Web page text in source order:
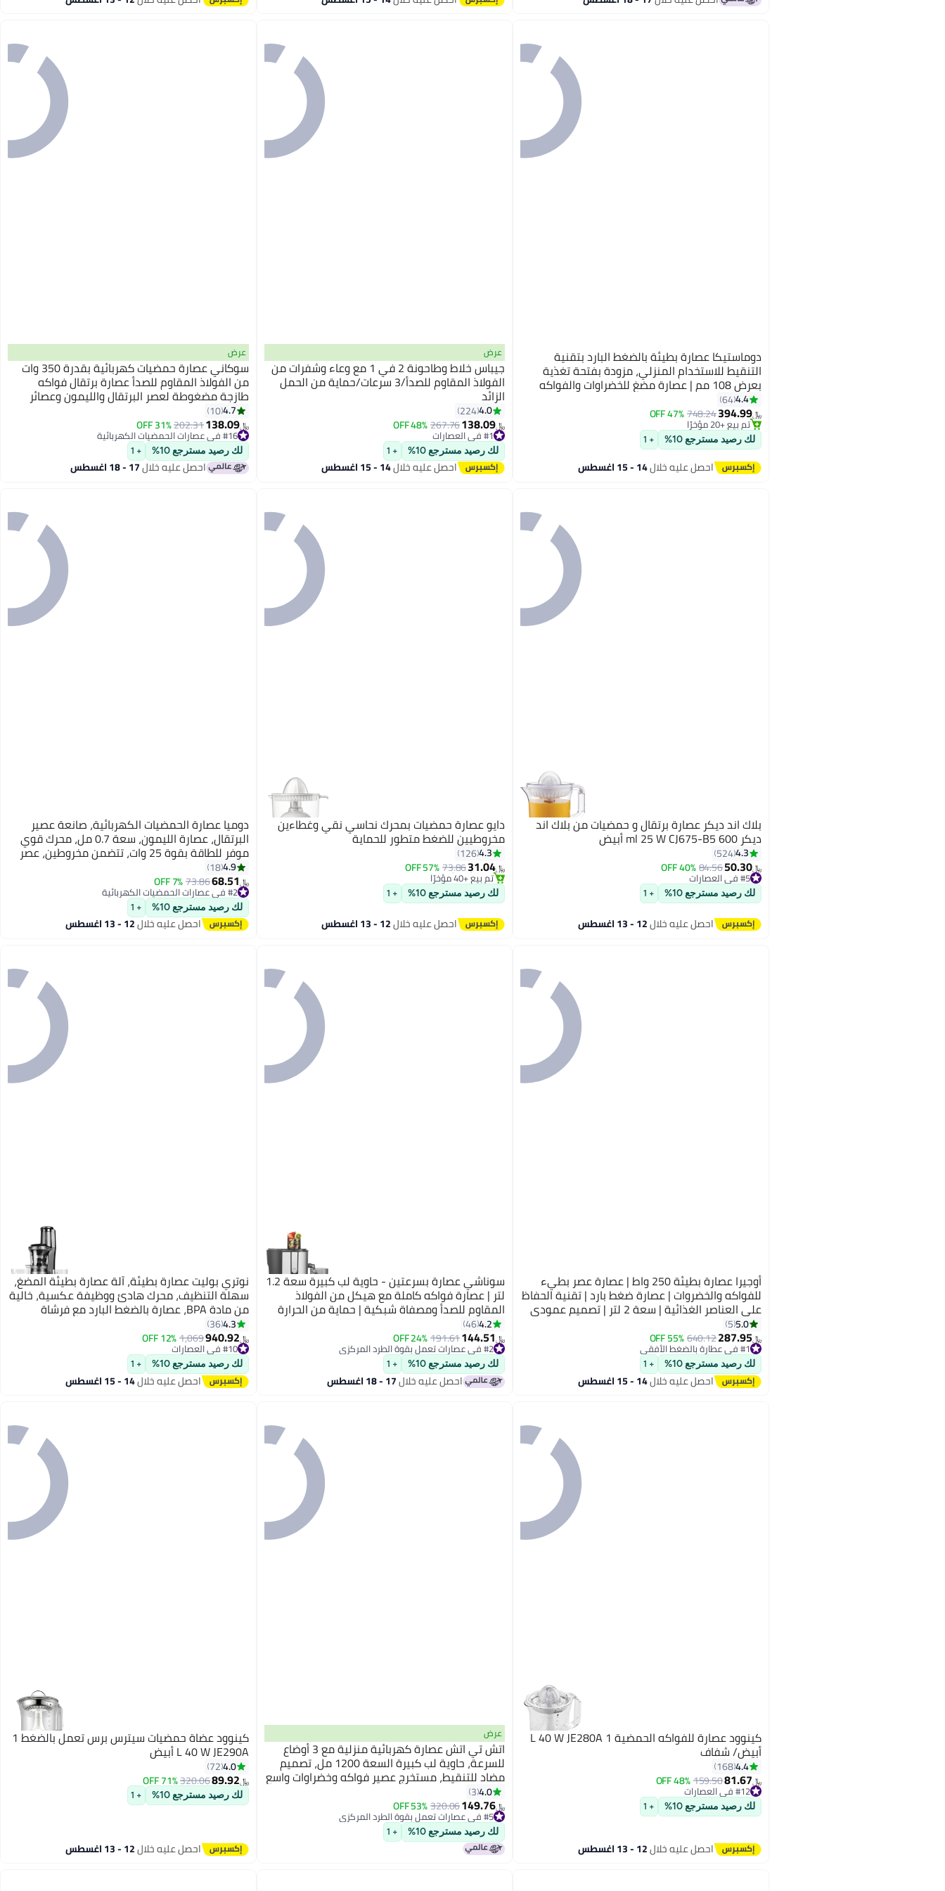
دوماستيكا عصارة بطيئة بالضغط البارد بتقنية
التنقيط للاستخدام المنزلي، مزودة بفتحة تغذية
بعرض 108 مم | عصارة مضغ للخضراوات والفواكه
الكاملة | عصارة مزودة بمسامير كبيرة ومصافي
ثلاثية لأقصى إنتاج للعصير، خالية من مادة BPA
4.4
64
﷼‏394.99
748.24
47% OFF
تم بيع +20 مؤخرًا
تم بيع +20 مؤخرًا
لك رصيد مسترجع 10% + 1
احصل عليه خلال14 - 15 اغسطس
عرض
جيباس خلاط وطاحونة 2 في 1 مع وعاء وشفرات من
الفولاذ المقاوم للصدأ/3 سرعات/حماية من الحمل
الزائد
4.0
224
﷼‏138.09
267.76
48% OFF #1 في العصارات
تم بيع +50 مؤخرًا
#1 في العصارات
لك رصيد مسترجع 10% + 1
احصل عليه خلال14 - 15 اغسطس
عرض
سوكاني عصارة حمضيات كهربائية بقدرة 350 وات
من الفولاذ المقاوم للصدأ عصارة برتقال فواكه
طازجة مضغوطة لعصر البرتقال والليمون وعصائر
الليمون JE-651E باللون الأسود
4.7
10
﷼‏138.09
202.31
31% OFF
#16 في عصارات الحمضيات الكهربائية
#16 في عصارات الحمضيات الكهربائية
لك رصيد مسترجع 10% + 1
احصل عليه خلال17 - 18 اغسطس
بلاك اند ديكر عصارة برتقال و حمضيات من بلاك اند
ديكر 600 ml 25 W CJ675-B5 أبيض
4.3
524
﷼‏50.30
84.56
40% OFF #5 في العصارات
تم بيع +110 مؤخرًا
#5 في العصارات
لك رصيد مسترجع 10% + 1
احصل عليه خلال12 - 13 اغسطس
دايو عصارة حمضيات بمحرك نحاسي نقي وغطاءين
مخروطيين للضغط متطور للحماية
4.3
126
﷼‏31.04
73.86
57% OFF
#1 في عصارات الحمضيات الكهربائية
بتخلّص بسرعة
تم بيع +40 مؤخرًا
#1 في عصارات الحمضيات الكهربائية
لك رصيد مسترجع 10% + 1
احصل عليه خلال12 - 13 اغسطس
دوميا عصارة الحمضيات الكهربائية، صانعة عصير
البرتقال، عصارة الليمون، سعة 0.7 مل، محرك قوي
موفر للطاقة بقوة 25 وات، تتضمن مخروطين، عصر
سريع وسهل
4.9
18
﷼‏68.51
73.86
7% OFF #2 في عصارات الحمضيات الكهربائية
تم بيع +40 مؤخرًا
#2 في عصارات الحمضيات الكهربائية
لك رصيد مسترجع 10% + 1
احصل عليه خلال12 - 13 اغسطس
أوجيرا عصارة بطيئة 250 واط | عصارة عصر بطيء
للفواكه والخضروات | عصارة ضغط بارد | تقنية الحفاظ
على العناصر الغذائية | سعة 2 لتر | تصميم عمودي
مدمج | OG1600SJ فضي
5.0
5
﷼‏287.95
640.12
55% OFF #1 في عطارة بالضغط الأفقي
تم بيع +10 مؤخرًا
#1 في عطارة بالضغط الأفقي
لك رصيد مسترجع 10% + 1
احصل عليه خلال14 - 15 اغسطس
سوناشي عصارة بسرعتين - حاوية لب كبيرة سعة 1.2
لتر | عصارة فواكه كاملة مع هيكل من الفولاذ
المقاوم للصدأ ومصفاة شبكية | حماية من الحرارة
الزائدة للمحرك
4.2
46
﷼‏144.51
191.61
24% OFF
#2 في عصارات تعمل بقوة الطرد المركزي
#2 في عصارات تعمل بقوة الطرد المركزي
لك رصيد مسترجع 10% + 1
احصل عليه خلال17 - 18 اغسطس
نوتري بوليت عصارة بطيئة، آلة عصارة بطيئة المضغ،
سهلة التنظيف، محرك هادئ ووظيفة عكسية، خالية
من مادة BPA، عصارة بالضغط البارد مع فرشاة
4.3
36
﷼‏940.92
1,069
12% OFF
#10 في العصارات
#10 في العصارات
لك رصيد مسترجع 10% + 1
احصل عليه خلال14 - 15 اغسطس
كينوود عصارة للفواكه الحمضية 1 L 40 W JE280A
أبيض/ شفاف
4.4
168
﷼‏81.67
159.50
48% OFF #12 في العصارات
تم بيع +10 مؤخرًا
#12 في العصارات
لك رصيد مسترجع 10% + 1
احصل عليه خلال12 - 13 اغسطس
عرض
اتش تي اتش عصارة كهربائية منزلية مع 3 أوضاع
للسرعة، حاوية لب كبيرة السعة 1200 مل، تصميم
مضاد للتنقيط، مستخرج عصير فواكه وخضراوات واسع
مع هيكل من الفولاذ المقاوم للصدأ ومصفاة شبكية
4.0
3
﷼‏149.76
320.06
53% OFF #5 في عصارات تعمل بقوة الطرد المركزي
أقل سعر في 30 يوم
#5 في عصارات تعمل بقوة الطرد المركزي
لك رصيد مسترجع 10% + 1
كينوود عضاة حمضيات سيترس برس تعمل بالضغط 1
L 40 W JE290A أبيض
4.0
72
﷼‏89.92
320.06
71% OFF
لك رصيد مسترجع 10% + 1
احصل عليه خلال12 - 13 اغسطس